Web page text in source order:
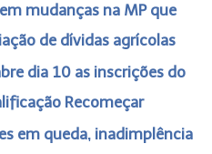
mudanças na MP que
de dívidas agrícolas
dia 10 as inscrições do
Recomeçar
em queda, inadimplência